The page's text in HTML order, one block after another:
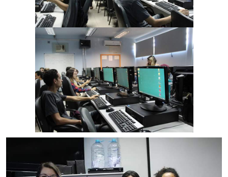
Banco Central do Brasil